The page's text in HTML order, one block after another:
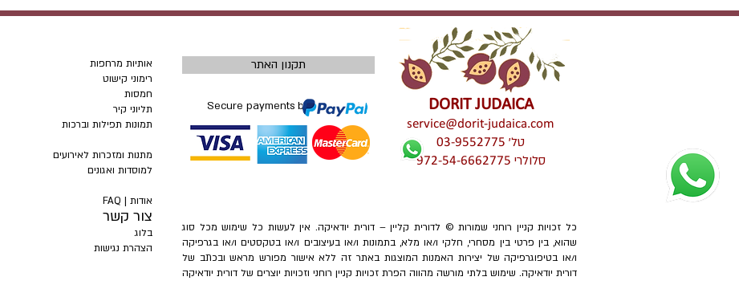
DORIT JUDAICA
service@dorit-judaica.com
טל' 03-9552775
סלולרי 972-54-6662775
תקנון האתר
Secure payments by
כל זכויות קניין רוחני שמורות © לדורית קליין – דורית יודאיקה. אין לעשות כל שימוש מכל סוג
שהוא, בין פרטי בין מסחרי, חלקי ו/או מלא, בתמונות ו/או בעיצובים ו/או בטקסטים ו/או בגרפיקה
ו/או בטיפוגרפיקה של יצירות האמנות המוצגות באתר זה ללא אישור מפורש מראש ובכתב של
דורית יודאיקה. שימוש בלתי מורשה מהווה הפרת זכויות קניין רוחני וזכויות יוצרים של דורית יודאיקה
אותיות מרחפות
רימוני קישוט
חמסות
תליוני קיר
תמונות תפילות וברכות
מתנות ומזכרות לאירועים
למוסדות ואגונים
אודות | FAQ
צור קשר
בלוג
הצהרת נגישות